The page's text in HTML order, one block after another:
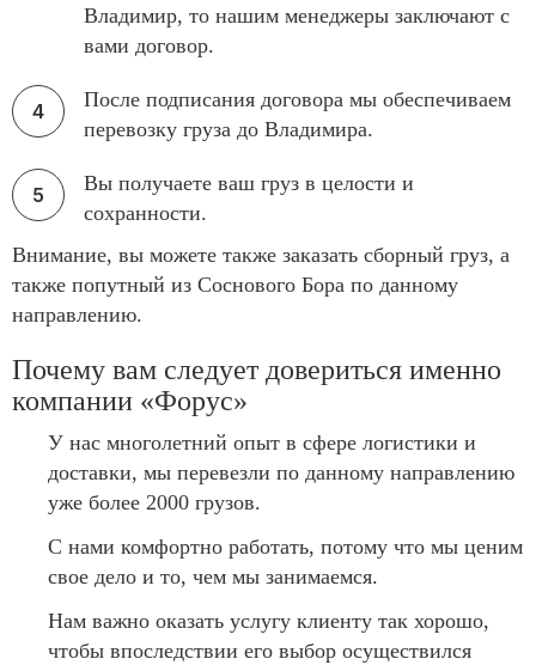
Владимир, то нашим менеджеры заключают с
вами договор.
После подписания договора мы обеспечиваем
перевозку груза до Владимира.
Вы получаете ваш груз в целости и
сохранности.
Внимание, вы можете также заказать сборный груз, а
также попутный из Соснового Бора по данному
направлению.
Почему вам следует довериться именно
компании «Форус»
У нас многолетний опыт в сфере логистики и
доставки, мы перевезли по данному направлению
уже более 2000 грузов.
С нами комфортно работать, потому что мы ценим
свое дело и то, чем мы занимаемся.
Нам важно оказать услугу клиенту так хорошо,
чтобы впоследствии его выбор осуществился